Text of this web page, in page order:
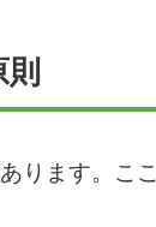
ります。こ